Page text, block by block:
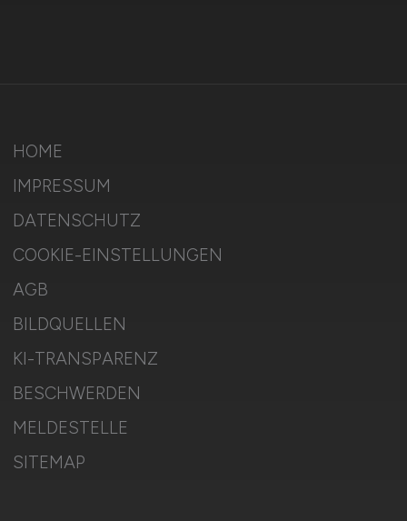
HOME
IMPRESSUM
DATENSCHUTZ
COOKIE-EINSTELLUNGEN
AGB
BILDQUELLEN
KI-TRANSPARENZ
BESCHWERDEN
MELDESTELLE
SITEMAP